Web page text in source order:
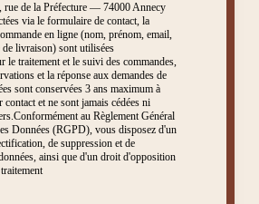
de la Préfecture — 74000 Annecy
via le formulaire de contact, la
en ligne (nom, prénom, email,
de livraison) sont utilisées
le traitement et le suivi des commandes,
et la réponse aux demandes de
sont conservées 3 ans maximum à
et ne sont jamais cédées ni
au Règlement Général
Données (RGPD), vous disposez d'un
de suppression et de
ainsi que d'un droit d'opposition